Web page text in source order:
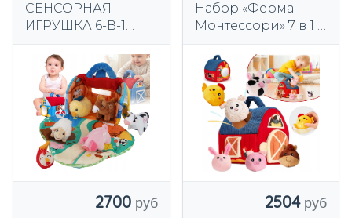
СЕНСОРНАЯ
ИГРУШКА 6-В-1
МЕСЯЦЕВ
МОНТЕССОРИ
ФАРМА ПОДАРОК
2700
Набор «Ферма
Монтессори» 7 в 1 с
игрушками,
сенсорное
развитие, 6–12
месяцев
2504